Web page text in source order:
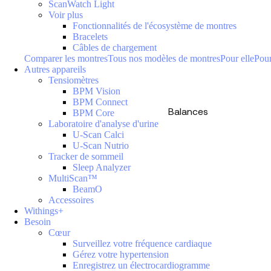
Balances
ScanWatch Light
Voir plus
Fonctionnalités de l'écosystème de montres
Bracelets
Câbles de chargement
Comparer les montresTous nos modèles de montresPour elle
Autres appareils
Tensiomètres
BPM Vision
BPM Connect
BPM Core
Laboratoire d'analyse d'urine
U-Scan Calci
U-Scan Nutrio
Tracker de sommeil
Sleep Analyzer
MultiScan™
BeamO
Accessoires
Withings+
Besoin
Cœur
Surveillez votre fréquence cardiaque
Gérez votre hypertension
Enregistrez un électrocardiogramme